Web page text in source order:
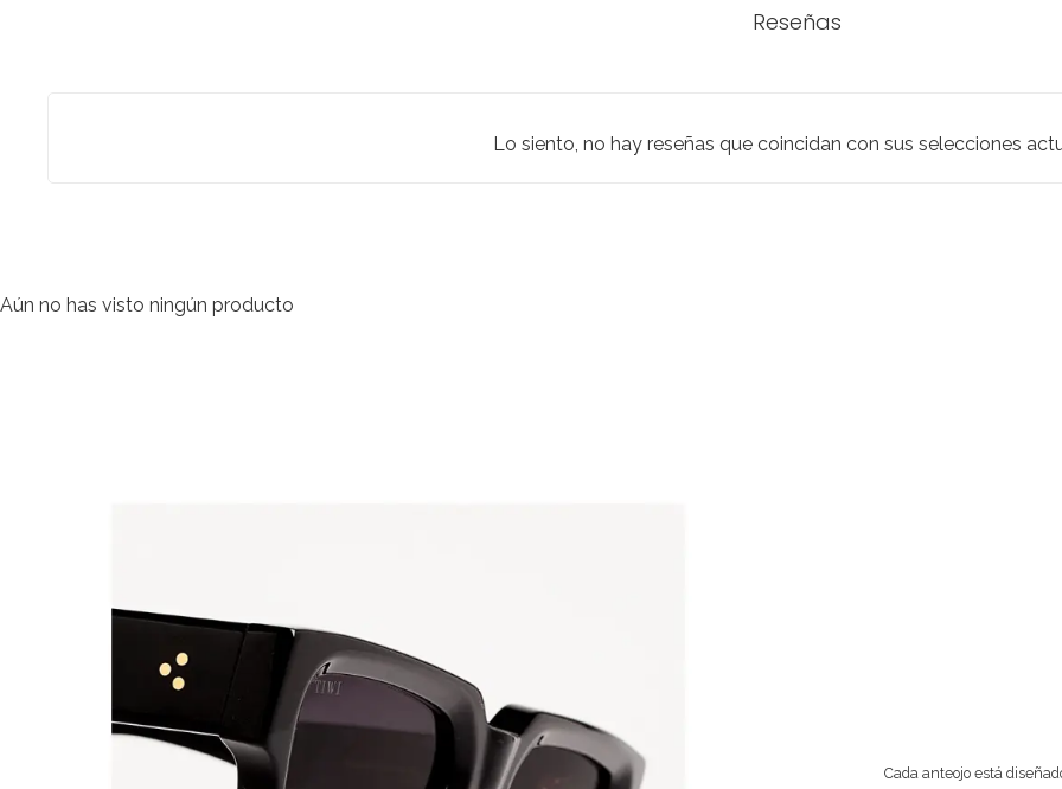
Reseñas
Lo siento, no hay reseñas que coincidan con sus selecciones
Aún no has visto ningún producto
Cada anteojo está